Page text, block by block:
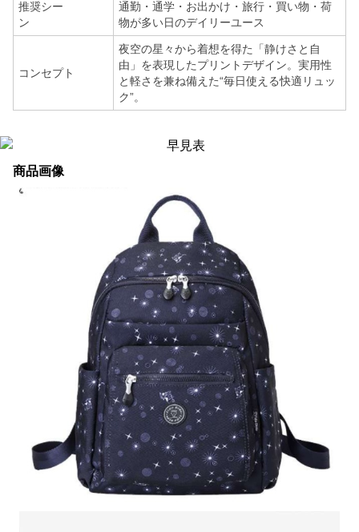
推奨シー
ン
通勤・通学・お出かけ・旅行・買い物・荷
物が多い日のデイリーユース
コンセプト
夜空の星々から着想を得た「静けさと自
由」を表現したプリントデザイン。実用性
と軽さを兼ね備えた“毎日使える快適リュッ
ク”。
商品画像